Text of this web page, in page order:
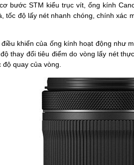
bước STM kiểu trục vít, ống kính
tốc độ lấy nét nhanh chóng, chính xác
khiển của ống kính hoạt động như
thay đổi tiêu điểm do vòng lấy nét
quay của vòng.